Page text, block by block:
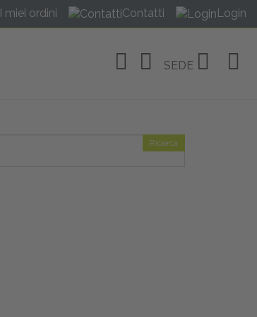
I miei ordini Contatti Login
SEDE
Ricerca